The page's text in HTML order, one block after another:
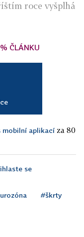
roce vyšplhá
ČLÁNKU
mobilní aplikací za 80
se
#škrty